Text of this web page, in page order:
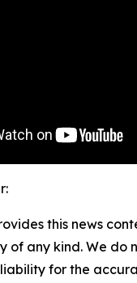
this news
of any kind. We do
for the